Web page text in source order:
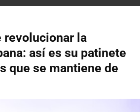
revolucionar la
así es su patinete
que se mantiene de